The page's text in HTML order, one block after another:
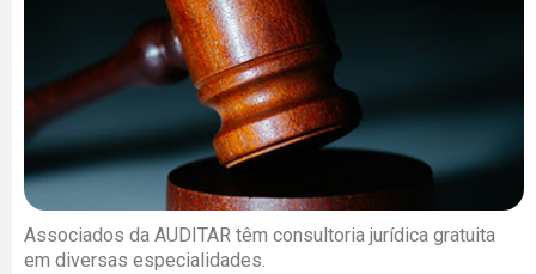
Associados da AUDITAR têm consultoria jurídica gratuita
em diversas especialidades.